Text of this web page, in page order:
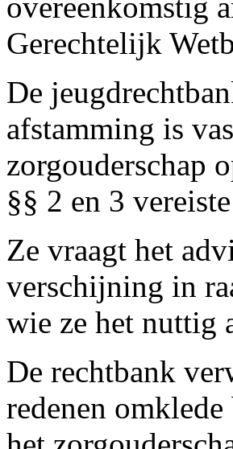
Gerechtelijk
De
afstamming is
zorgouderschap
§§ 2 en 3
Ze vraagt het
verschijning in
wie ze het nuttig
De rechtbank
redenen